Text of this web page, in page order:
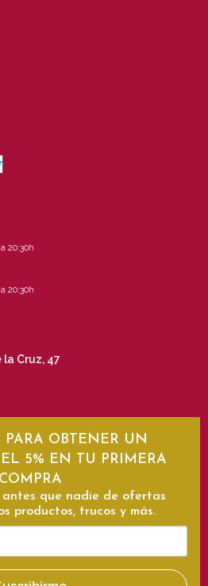
20:30h
20:30h
la Cruz, 47
PARA OBTENER UN
5% EN TU PRIMERA
COMPRA
que nadie de ofertas
productos, trucos y más.